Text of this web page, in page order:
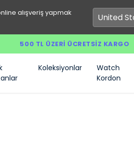
alışveriş yapmak
500 TL ÜZERI ÜCRETSIZ KARGO
Koleksiyonlar
Watch
Kordon